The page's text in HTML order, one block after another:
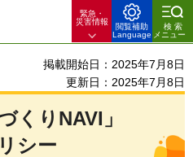
緊急・
災害情報
閲覧補助
Language
検索
メニュー
掲載開始日：2025年7月8日
更新日：2025年7月8日
くりNAVI」
シー